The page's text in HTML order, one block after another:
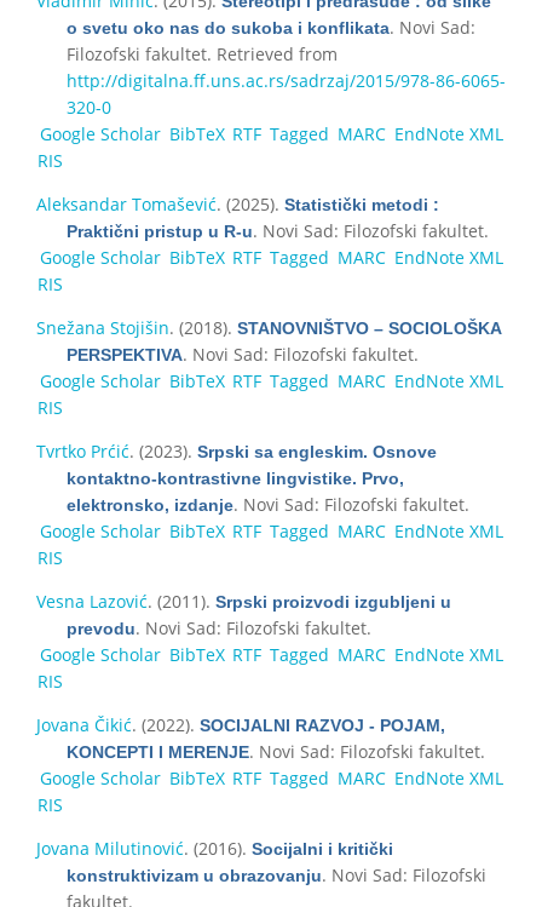
o svetu oko nas do sukoba i konflikata. Novi Sad:
Filozofski fakultet. Retrieved from
http://digitalna.ff.uns.ac.rs/sadrzaj/2015/978-86-6065-
320-0
Google Scholar BibTeX RTF Tagged MARC EndNote XML
RIS
Aleksandar Tomašević. (2025). Statistički metodi :
Praktični pristup u R-u. Novi Sad: Filozofski fakultet.
Google Scholar BibTeX RTF Tagged MARC EndNote XML
RIS
Snežana Stojišin. (2018). STANOVNIŠTVO – SOCIOLOŠKA
PERSPEKTIVA. Novi Sad: Filozofski fakultet.
Google Scholar BibTeX RTF Tagged MARC EndNote XML
RIS
Tvrtko Prćić. (2023). Srpski sa engleskim. Osnove
kontaktno-kontrastivne lingvistike. Prvo,
elektronsko, izdanje. Novi Sad: Filozofski fakultet.
Google Scholar BibTeX RTF Tagged MARC EndNote XML
RIS
Vesna Lazović. (2011). Srpski proizvodi izgubljeni u
prevodu. Novi Sad: Filozofski fakultet.
Google Scholar BibTeX RTF Tagged MARC EndNote XML
RIS
Jovana Čikić. (2022). SOCIJALNI RAZVOJ - POJAM,
KONCEPTI I MERENJE. Novi Sad: Filozofski fakultet.
Google Scholar BibTeX RTF Tagged MARC EndNote XML
RIS
Jovana Milutinović. (2016). Socijalni i kritički
konstruktivizam u obrazovanju. Novi Sad: Filozofski
fakultet.